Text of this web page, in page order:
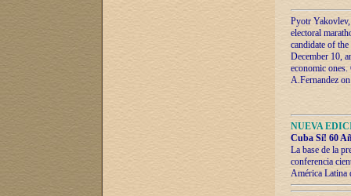
Pyotr
electoral
candidate of
December 10,
economic
A.Fernandez
NUEVA
Cuba Sí! 60
La base de la
conferencia
América Latina